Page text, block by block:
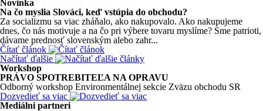
Novinka
Na čo myslia Slováci, keď vstúpia do obchodu?
Za socializmu sa viac zháňalo, ako nakupovalo. Ako nakupujeme
dnes, čo nás motivuje a na čo pri výbere tovaru myslíme? Sme patrioti,
dávame prednosť slovenským alebo zahr...
Čítať článok
Načítať ďalšie
Workshop
PRÁVO SPOTREBITEĽA NA OPRAVU
Odborný workshop Environmentálnej sekcie Zväzu obchodu SR
Dozvedieť sa viac
Mediálni partneri